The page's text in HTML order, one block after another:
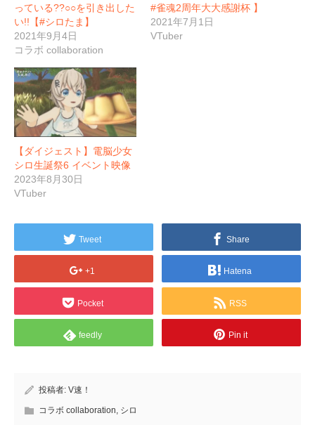
っている??○○を引き出した
い!!【#シロたま】
2021年9月4日
コラボ collaboration
#雀魂2周年大大感謝杯 】
2021年7月1日
VTuber
【ダイジェスト】電脳少女
シロ生誕祭6 イベント映像
2023年8月30日
VTuber
Tweet Share
+1 Hatena
Pocket RSS
feedly Pin it
投稿者: V速！
コラボ collaboration, シロ